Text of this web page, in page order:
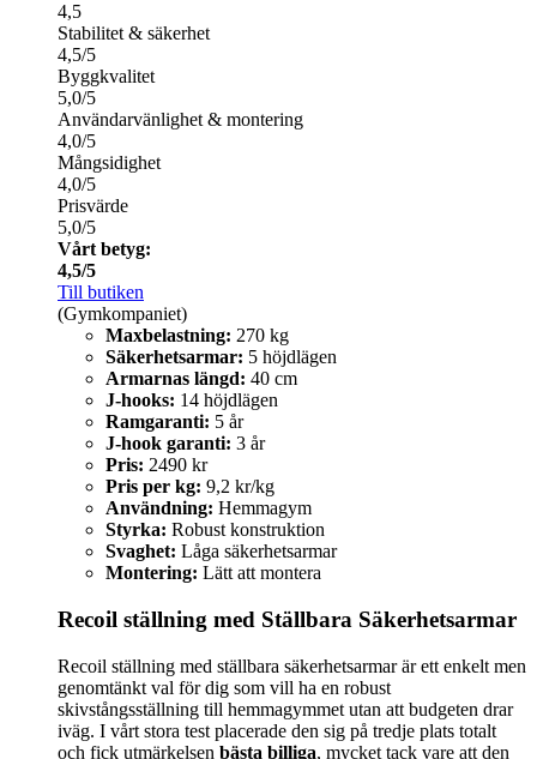
4,5
Stabilitet & säkerhet
4,5/5
Byggkvalitet
5,0/5
Användarvänlighet & montering
4,0/5
Mångsidighet
4,0/5
Prisvärde
5,0/5
Vårt betyg:
4,5/5
Till butiken
(Gymkompaniet)
Maxbelastning: 270 kg
Säkerhetsarmar: 5 höjdlägen
Armarnas längd: 40 cm
J-hooks: 14 höjdlägen
Ramgaranti: 5 år
J-hook garanti: 3 år
Pris: 2490 kr
Pris per kg: 9,2 kr/kg
Användning: Hemmagym
Styrka: Robust konstruktion
Svaghet: Låga säkerhetsarmar
Montering: Lätt att montera
Recoil ställning med Ställbara Säkerhetsarmar
Recoil ställning med ställbara säkerhetsarmar är ett enkelt men
genomtänkt val för dig som vill ha en robust
skivstångsställning till hemmagymmet utan att budgeten drar
iväg. I vårt stora test placerade den sig på tredje plats totalt
och fick utmärkelsen bästa billiga, mycket tack vare att den